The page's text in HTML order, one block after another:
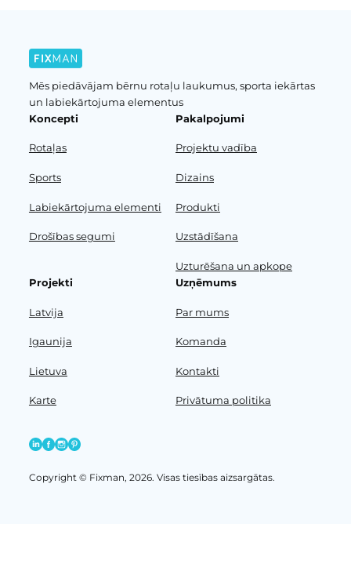
Mēs piedāvājam bērnu rotaļu laukumus, sporta iekārtas
un labiekārtojuma elementus
Koncepti
Rotaļas
Sports
Labiekārtojuma elementi
Drošības segumi
Pakalpojumi
Projektu vadība
Dizains
Produkti
Uzstādīšana
Uzturēšana un apkope
Projekti
Latvija
Igaunija
Lietuva
Karte
Uzņēmums
Par mums
Komanda
Kontakti
Privātuma politika
Copyright © Fixman, 2026. Visas tiesības aizsargātas.